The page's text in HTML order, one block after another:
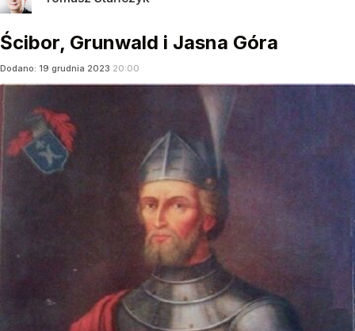
Ścibor, Grunwald i Jasna Góra
Dodano: 19 grudnia 2023 20:00